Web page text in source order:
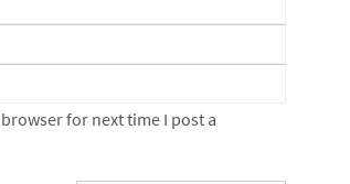
for next time I post a